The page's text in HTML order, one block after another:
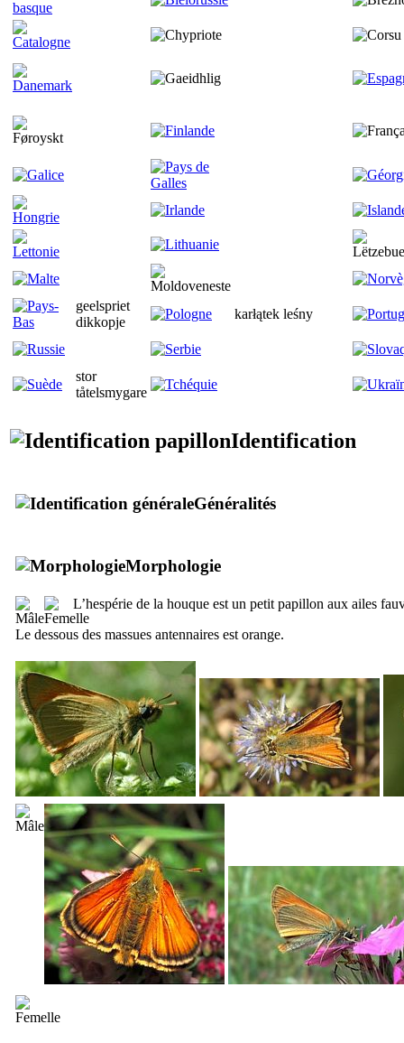
geelspriet
dikkopje
karłątek leśny
stor
tåtelsmygare
Identification
Généralités
Morphologie
L’hespérie de la houque est un petit papillon aux ailes
Le dessous des massues antennaires est orange.